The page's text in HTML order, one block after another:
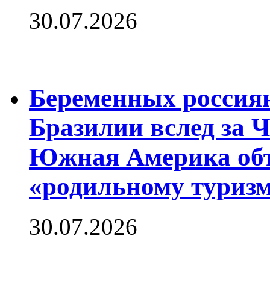
30.07.2026
Беременных
Бразилии вслед за
Южная Америка
«родильному
30.07.2026